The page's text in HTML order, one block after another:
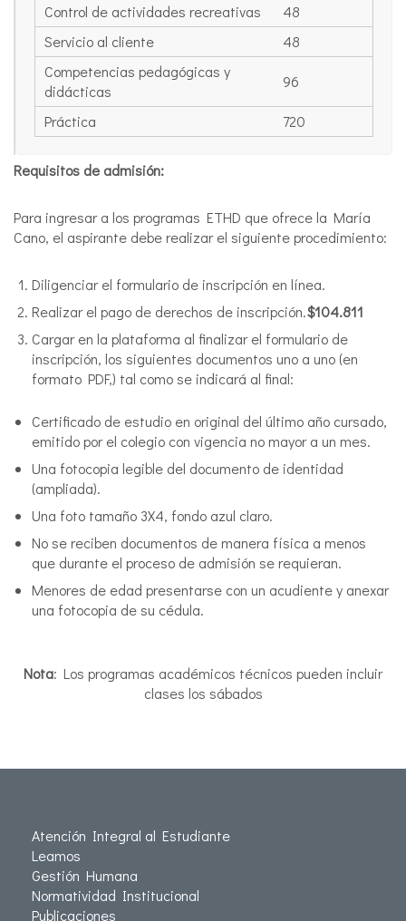
Control de actividades recreativas
48
Servicio al cliente
48
Competencias pedagógicas y
didácticas
96
Práctica 720
Requisitos de admisión:
Para ingresar a los programas ETHD que ofrece la María
Cano, el aspirante debe realizar el siguiente procedimiento:
Diligenciar el formulario de inscripción en línea.
Realizar el pago de derechos de inscripción.$104.811
Cargar en la plataforma al finalizar el formulario de
inscripción, los siguientes documentos uno a uno (en
formato PDF,) tal como se indicará al final:
Certificado de estudio en original del último año cursado,
emitido por el colegio con vigencia no mayor a un mes.
Una fotocopia legible del documento de identidad
(ampliada).
Una foto tamaño 3X4, fondo azul claro.
No se reciben documentos de manera física a menos
que durante el proceso de admisión se requieran.
Menores de edad presentarse con un acudiente y anexar
una fotocopia de su cédula.
Nota: Los programas académicos técnicos pueden incluir
clases los sábados
Atención Integral al Estudiante
Leamos
Gestión Humana
Normatividad Institucional
Publicaciones